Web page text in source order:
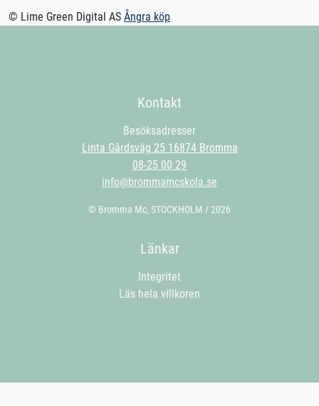
📘 Riskutbildning del 1 (Riskettan)
⚠️ Riskutbildning del 2 (Risktvåan)
Ett komplett MC-paket med allt som krävs för att du ska nå ditt
mål – tryggt, effektivt och på dina villkor.
© Lime Green Digital AS Ångra köp
Kontakt
Besöksadresser
Linta Gårdsväg 25 16874 Bromma
08-25 00 29
info@brommamcskola.se
© Bromma Mc, STOCKHOLM / 2026
Länkar
Integritet
Läs hela villkoren